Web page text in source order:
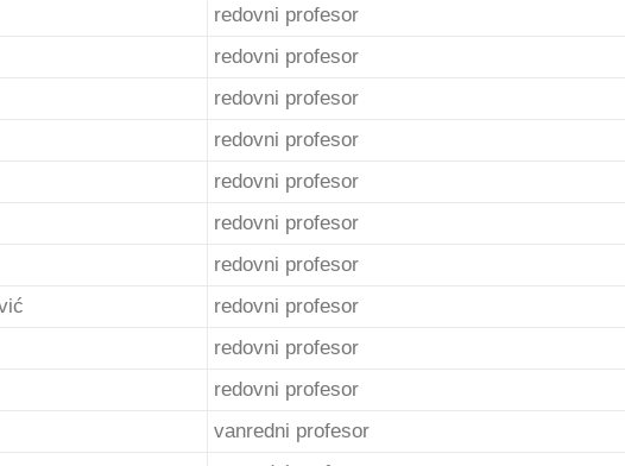
redovni profesor
redovni profesor
redovni profesor
redovni profesor
redovni profesor
redovni profesor
redovni profesor
redovni profesor
redovni profesor
redovni profesor
vanredni profesor